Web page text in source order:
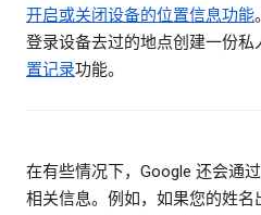
开启或关闭设备的位置信息功能
登录设备去过的地点创建一份
置记录功能。
在有些情况下，Google 还会通过
相关信息。例如，如果您的姓